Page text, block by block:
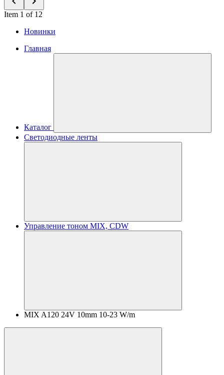
Item 1 of 12
Новинки
Главная
Каталог
Светодиодные ленты
Управление тоном MIX, CDW
MIX A120 24V 10mm 10-23 W/m